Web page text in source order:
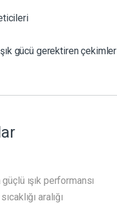
gücü gerektiren çekimler
ışık performansı
aralığı